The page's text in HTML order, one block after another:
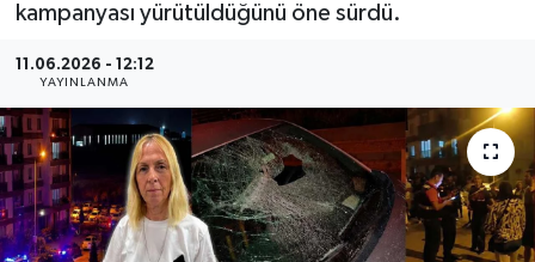
kampanyası yürütüldüğünü öne sürdü.
11.06.2026 - 12:12
YAYINLANMA